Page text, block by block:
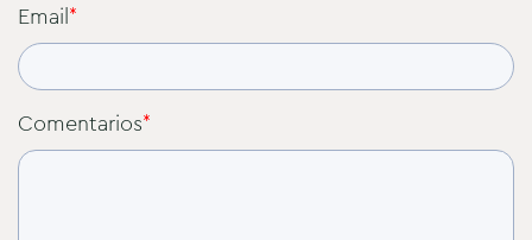
Email*
Comentarios*